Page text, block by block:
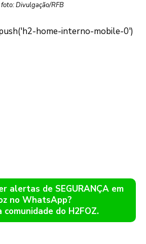
foto: Divulgação/RFB
alertas de SEGURANÇA em
no WhatsApp?
comunidade do H2FOZ.